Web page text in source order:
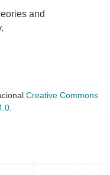
and
Creative Commons
.